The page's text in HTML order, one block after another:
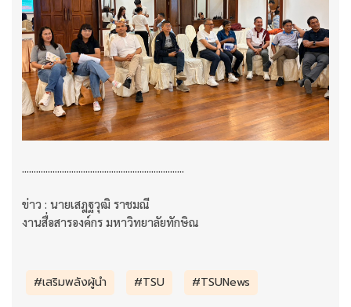
.....................................................................
ข่าว : นายเสฎฐวุฒิ ราชมณี
งานสื่อสารองค์กร มหาวิทยาลัยทักษิณ
#เสริมพลังผู้นำ #TSU #TSUNews